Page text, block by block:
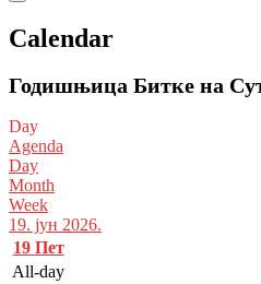
Calendar
Годишњица Битке на
Day
Agenda
Day
Month
Week
19. јун 2026.
19 Пет
All-day